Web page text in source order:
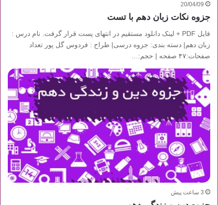
20/04/09
جزوه نکات زبان دهم با تست
فایل PDF + لینک دانلود مستقیم در انتهای پست قرار گرفت. نام درس :
زبان دهم| دسته بندی: جزوه درسی| طراح : فردوس گل پور تعداد
صفحات:۴۷ صفحه | حجم:…
3 ساعت پیش